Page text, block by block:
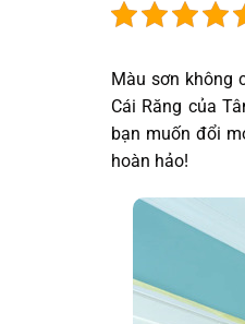
Màu sơn không
Cái Răng của
bạn muốn đổi
hoàn hảo!